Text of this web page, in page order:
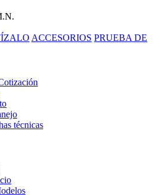
ACCESORIOS PRUEBA DE
técnicas